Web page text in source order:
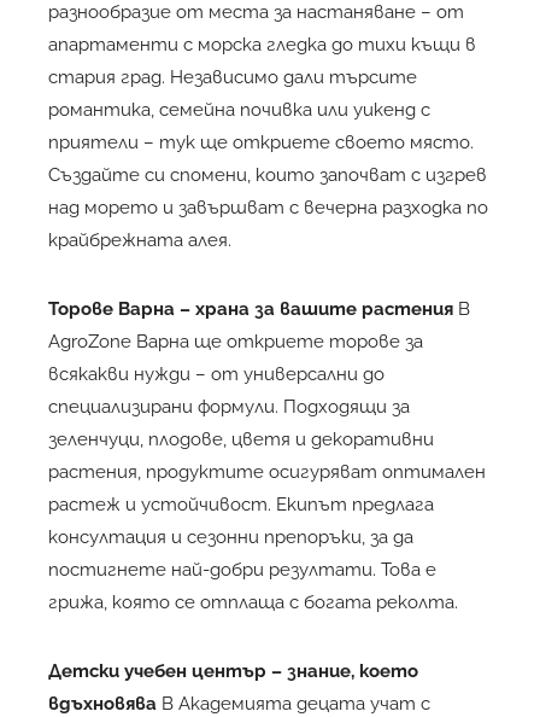
разнообразие от места за настаняване – от
апартаменти с морска гледка до тихи къщи в
стария град. Независимо дали търсите
романтика, семейна почивка или уикенд с
приятели – тук ще откриете своето място.
Създайте си спомени, които започват с изгрев
над морето и завършват с вечерна разходка по
крайбрежната алея.
Торове Варна – храна за вашите растения В
AgroZone Варна ще откриете торове за
всякакви нужди – от универсални до
специализирани формули. Подходящи за
зеленчуци, плодове, цветя и декоративни
растения, продуктите осигуряват оптимален
растеж и устойчивост. Екипът предлага
консултация и сезонни препоръки, за да
постигнете най-добри резултати. Това е
грижа, която се отплаща с богата реколта.
Детски учебен център – знание, което
вдъхновява В Академията децата учат с